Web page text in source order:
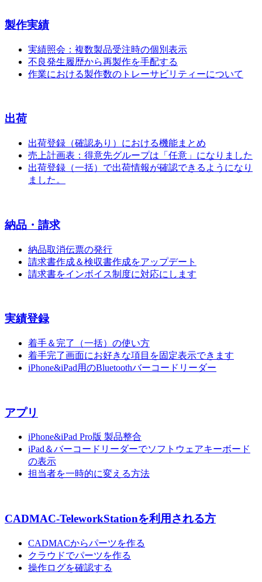
製作実績
実績照会：複数製品受注時の個別表示
不良発生履歴から再製作を手配する
作業における製作数のトレーサビリティーについて
出荷
出荷登録（確認あり）における機能まとめ
売上計画表：得意先グループは「任意」になりました
出荷登録（一括）で出荷情報が確認できるようになり
ました。
納品・請求
納品取消伝票の発行
請求書作成＆検収書作成をアップデート
請求書をインボイス制度に対応にします
実績登録
着手＆完了（一括）の使い方
着手完了画面にお好きな項目を固定表示できます
iPhone&iPad用のBluetoothバーコードリーダー
アプリ
iPhone&iPad Pro版 製品整合
iPad＆バーコードリーダーでソフトウェアキーボード
の表示
担当者を一時的に変える方法
CADMAC-TeleworkStationを利用される方
CADMACからパーツを作る
クラウドでパーツを作る
操作ログを確認する